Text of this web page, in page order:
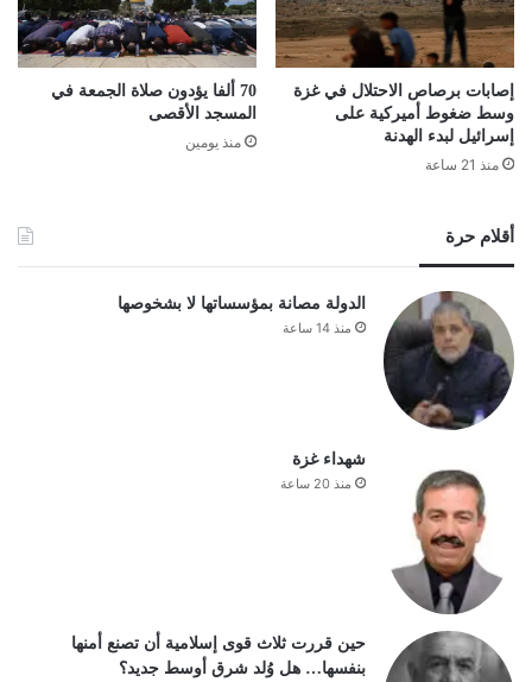
إصابات برصاص الاحتلال في غزة
وسط ضغوط أميركية على
إسرائيل لبدء الهدنة
منذ 21 ساعة
70 ألفا يؤدون صلاة الجمعة في
المسجد الأقصى
منذ يومين
أقلام حرة
الدولة مصانة بمؤسساتها لا بشخوصها
منذ 14 ساعة
شهداء غزة
منذ 20 ساعة
حين قررت ثلاث قوى إسلامية أن تصنع أمنها
بنفسها… هل وُلد شرق أوسط جديد؟